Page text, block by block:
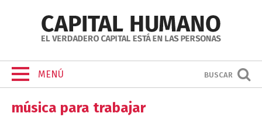
MENÚ BUSCAR
música para trabajar